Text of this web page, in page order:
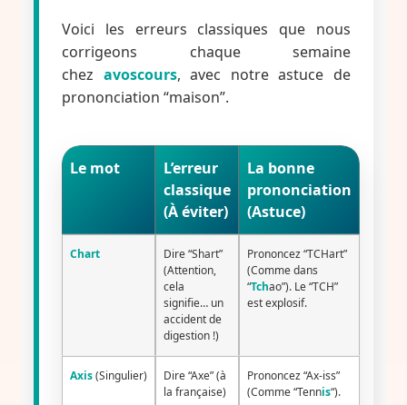
Voici les erreurs classiques que nous
corrigeons chaque semaine
chez avoscours, avec notre astuce de
prononciation “maison”.
Le mot
L’erreur
classique
(À éviter)
La bonne
prononciation
(Astuce)
Chart
Dire “Shart”
(Attention,
cela
signifie… un
accident de
digestion !)
Prononcez “TCHart”
(Comme dans
“Tchao”). Le “TCH”
est explosif.
Axis(Singulier)
Dire “Axe” (à
la française)
Prononcez “Ax-iss”
(Comme “Tennis“).